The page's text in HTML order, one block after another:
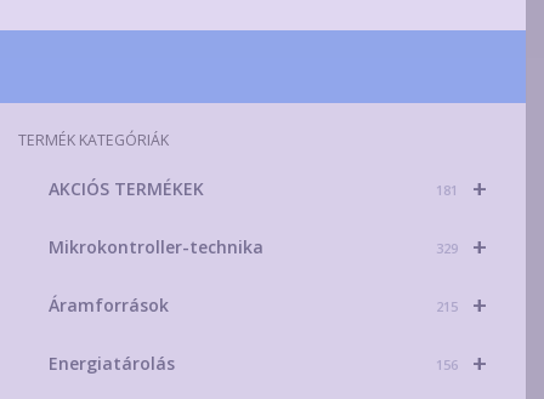
TERMÉK KATEGÓRIÁK
+
AKCIÓS TERMÉKEK 181
+
Mikrokontroller-technika 329
+
Áramforrások 215
+
Energiatárolás 156